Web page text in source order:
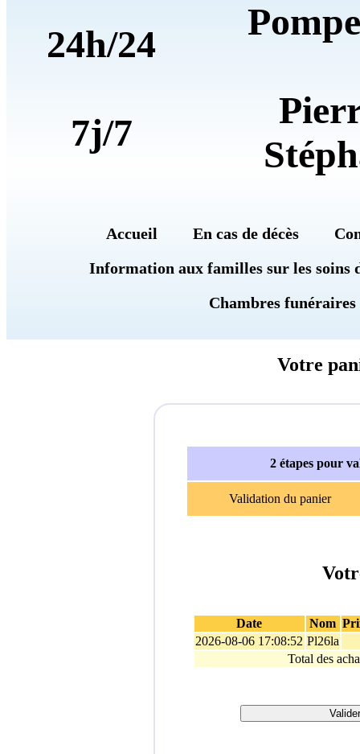
24h/24
7j/7
Accueil En cas de décès
Information aux familles sur les soins
Chambres funéraires
Votre
2 étapes pour
Validation du panier
Date Nom
2026-08-06 17:08:52 Pl26la
Total des